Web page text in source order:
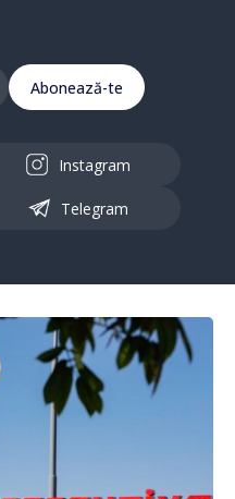
Abonează-te
Instagram
Telegram